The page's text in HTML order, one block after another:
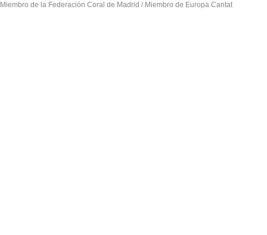
Miembro de la Federación Coral de Madrid / Miembro de Europa Cantat